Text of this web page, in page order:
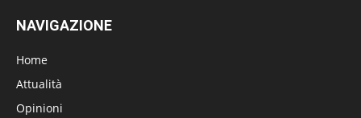
NAVIGAZIONE
Home
Attualità
Opinioni